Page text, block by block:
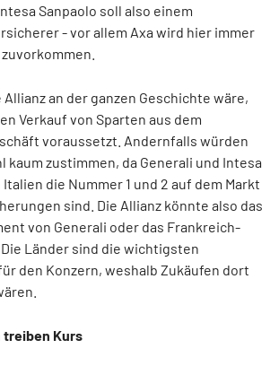
Sanpaolo soll also einem
- vor allem Axa wird hier immer
an der ganzen Geschichte wäre,
Verkauf von Sparten aus dem
voraussetzt. Andernfalls würden
kaum zustimmen, da Generali und Intesa
die Nummer 1 und 2 auf dem Markt
sind. Die Allianz könnte also das
von Generali oder das Frankreich-
Länder sind die wichtigsten
den Konzern, weshalb Zukäufen dort
treiben Kurs